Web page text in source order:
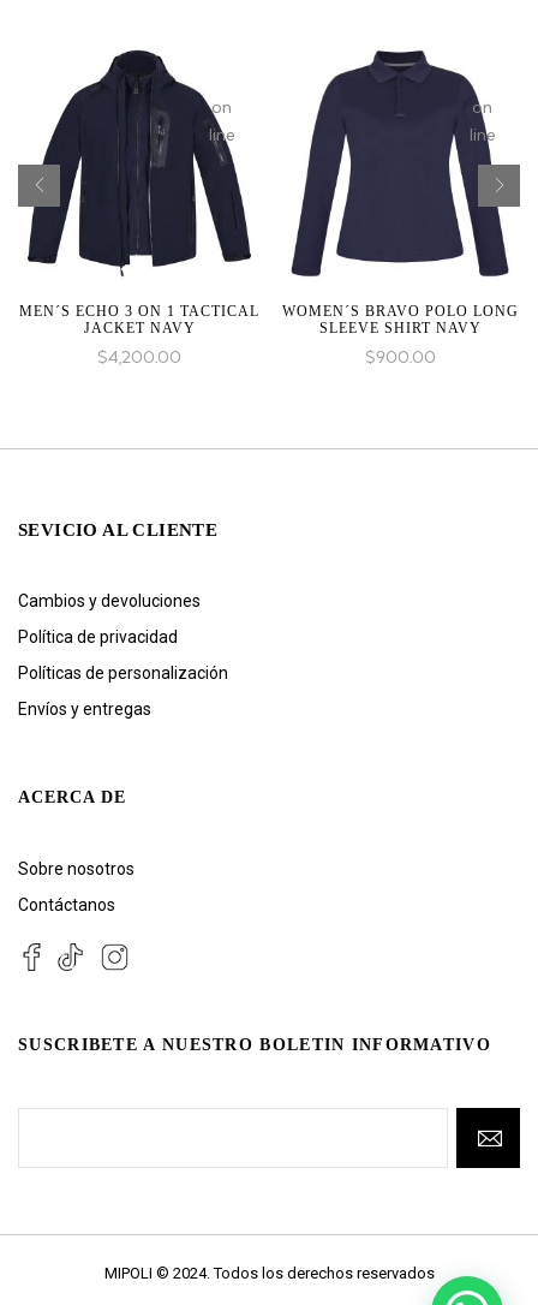
on
line
MEN´S ECHO 3 ON 1 TACTICAL
JACKET NAVY
$4,200.00
on
line
WOMEN´S BRAVO POLO LONG
SLEEVE SHIRT NAVY
$900.00
SEVICIO AL CLIENTE
Cambios y devoluciones
Política de privacidad
Políticas de personalización
Envíos y entregas
ACERCA DE
Sobre nosotros
Contáctanos
SUSCRIBETE A NUESTRO BOLETIN INFORMATIVO
MIPOLI © 2024. Todos los derechos reservados